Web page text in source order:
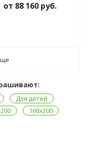
от 88 160 руб.
Для детей
160x200